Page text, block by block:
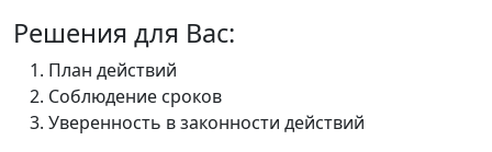
Решения для Вас:
План действий
Соблюдение сроков
Уверенность в законности действий